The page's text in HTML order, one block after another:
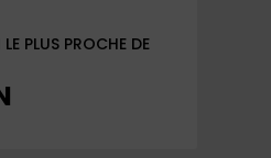
PLUS PROCHE DE